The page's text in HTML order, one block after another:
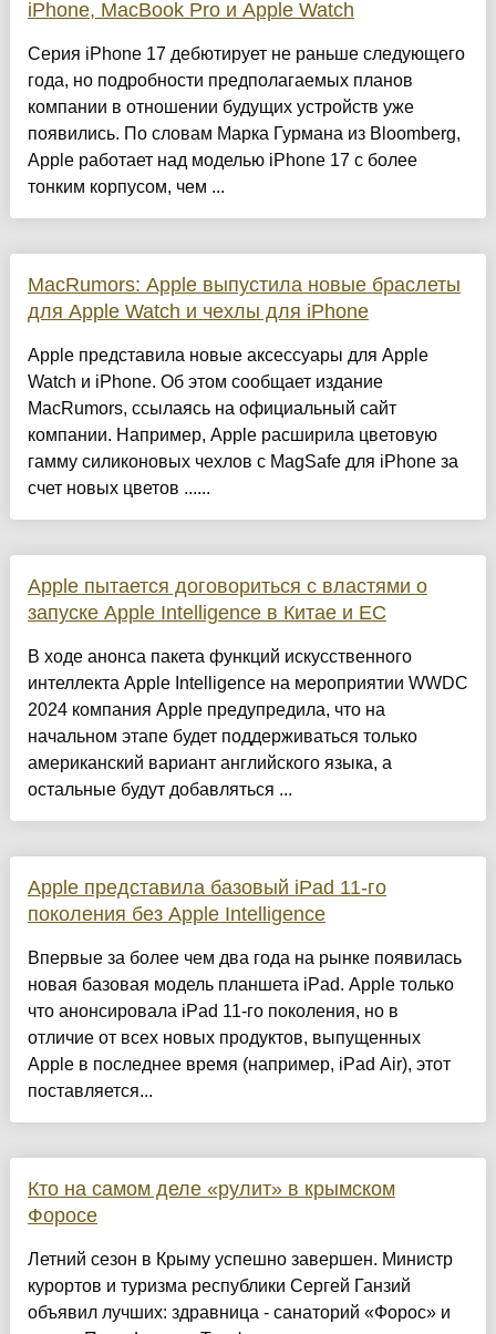
iPhone, MacBook Pro и Apple Watch
Серия iPhone 17 дебютирует не раньше следующего
года, но подробности предполагаемых планов
компании в отношении будущих устройств уже
появились. По словам Марка Гурмана из Bloomberg,
Apple работает над моделью iPhone 17 с более
тонким корпусом, чем ...
MacRumors: Apple выпустила новые браслеты
для Apple Watch и чехлы для iPhone
Apple представила новые аксессуары для Apple
Watch и iPhone. Об этом сообщает издание
MacRumors, ссылаясь на официальный сайт
компании. Например, Apple расширила цветовую
гамму силиконовых чехлов с MagSafe для iPhone за
счет новых цветов ......
Apple пытается договориться с властями о
запуске Apple Intelligence в Китае и ЕС
В ходе анонса пакета функций искусственного
интеллекта Apple Intelligence на мероприятии WWDC
2024 компания Apple предупредила, что на
начальном этапе будет поддерживаться только
американский вариант английского языка, а
остальные будут добавляться ...
Apple представила базовый iPad 11-го
поколения без Apple Intelligence
Впервые за более чем два года на рынке появилась
новая базовая модель планшета iPad. Apple только
что анонсировала iPad 11-го поколения, но в
отличие от всех новых продуктов, выпущенных
Apple в последнее время (например, iPad Air), этот
поставляется...
Кто на самом деле «рулит» в крымском
Форосе
Летний сезон в Крыму успешно завершен. Министр
курортов и туризма республики Сергей Ганзий
объявил лучших: здравница - санаторий «Форос» и